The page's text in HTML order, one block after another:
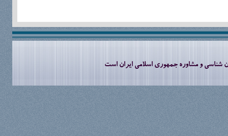
شناسی و مشاوره جمهوری اسلامی ایران است